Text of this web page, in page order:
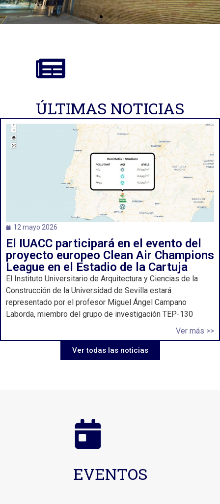
ÚLTIMAS NOTICIAS
12 mayo 2026
El IUACC participará en el evento del
proyecto europeo Clean Air Champions
League en el Estadio de la Cartuja
El Instituto Universitario de Arquitectura y Ciencias de la
Construcción de la Universidad de Sevilla estará
representado por el profesor Miguel Ángel Campano
Laborda, miembro del grupo de investigación TEP-130
Ver más >>
Ver todas las noticias
EVENTOS